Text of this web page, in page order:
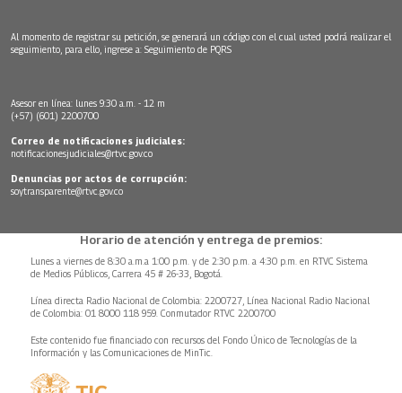
Al momento de registrar su petición, se generará un código con el cual usted podrá realizar el
seguimiento, para ello, ingrese a: Seguimiento de PQRS
Asesor en línea: lunes 9:30 a.m. - 12 m
(+57) (601) 2200700
Correo de notificaciones judiciales:
notificacionesjudiciales@rtvc.gov.co
Denuncias por actos de corrupción:
soytransparente@rtvc.gov.co
Horario de atención y entrega de premios:
Lunes a viernes de 8:30 a.m.a 1:00 p.m. y de 2:30 p.m. a 4:30 p.m. en RTVC Sistema
de Medios Públicos, Carrera 45 # 26-33, Bogotá.
Línea directa Radio Nacional de Colombia: 2200727, Línea Nacional Radio Nacional
de Colombia: 01 8000 118 959. Conmutador RTVC 2200700
Este contenido fue financiado con recursos del Fondo Único de Tecnologías de la
Información y las Comunicaciones de MinTic.